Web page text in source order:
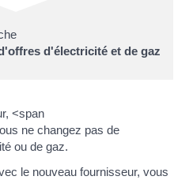
d'électricité et de gaz
<span
ne changez pas de
ou de gaz.
le nouveau fournisseur, vous